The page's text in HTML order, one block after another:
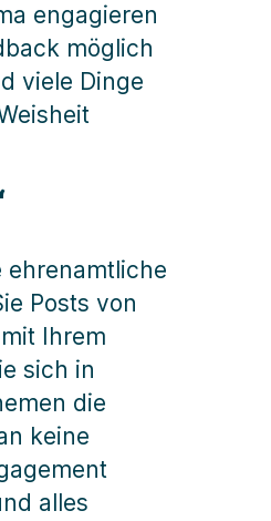
engagieren
möglich
viele Dinge
ehrenamtliche
Posts von
Ihrem
sich in
die
keine
alles